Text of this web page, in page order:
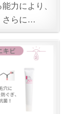
力により、
さらに…